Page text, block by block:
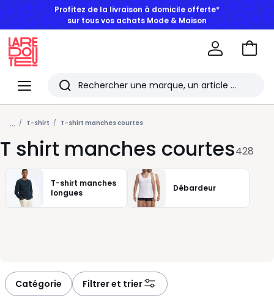
BONS PLANS | Jusqu'à -50% dès 2 articles*
Menu
Redoute
Rechercher
Les
derniers
articles
consultés
Aller
... T-shirt T-shirt manches courtes
T shirt manches courtes428
T-shirt manches
longues
Débardeur
Catégorie Filtrer et trier